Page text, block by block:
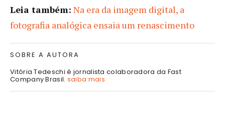
Leia também: Na era da imagem digital, a
fotografia analógica ensaia um renascimento
SOBRE A AUTORA
Vitória Tedeschi é jornalista colaboradora da Fast
Company Brasil. saiba mais